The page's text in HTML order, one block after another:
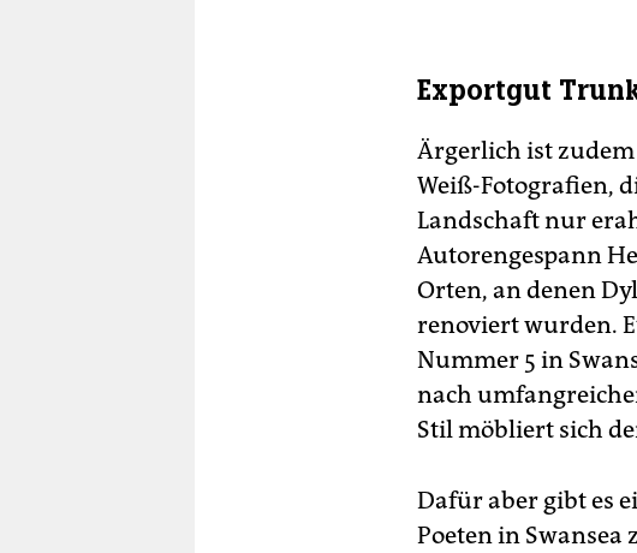
Exportgut
Ärgerlich ist
Weiß-Fotografien,
Landschaft nur
Autorengespann
Orten, an denen
renoviert wurden.
Nummer 5 in
nach
Stil möbliert sich
Dafür aber gibt es
Poeten in